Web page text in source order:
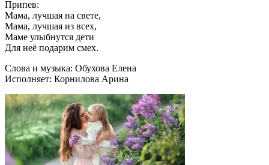
Припев:
Мама, лучшая на свете,
Мама, лучшая из всех,
Маме улыбнутся дети
Для неё подарим смех.
Слова и музыка: Обухова Елена
Исполняет: Корнилова Арина